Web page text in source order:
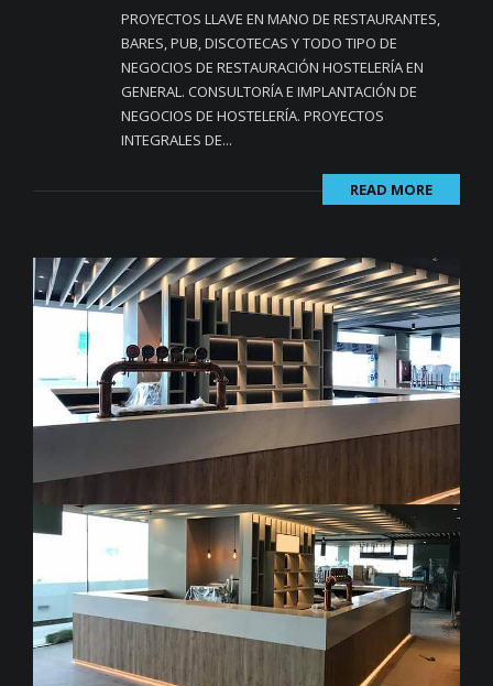
PROYECTOS LLAVE EN MANO DE RESTAURANTES,
BARES, PUB, DISCOTECAS Y TODO TIPO DE
NEGOCIOS DE RESTAURACIÓN HOSTELERÍA EN
GENERAL. CONSULTORÍA E IMPLANTACIÓN DE
NEGOCIOS DE HOSTELERÍA. PROYECTOS
INTEGRALES DE...
READ MORE